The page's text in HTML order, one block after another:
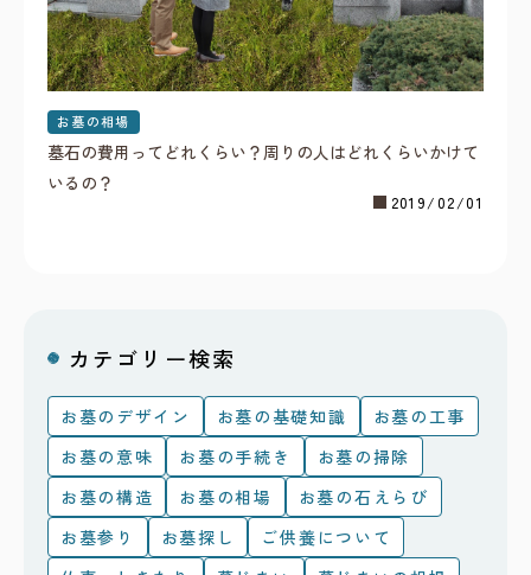
お墓の相場
2019/02/01
墓石の費用ってどれくらい？周りの人はどれくらいかけて
いるの？
カテゴリー検索
お墓のデザイン お墓の基礎知識
お墓の工事
お墓の意味
お墓の手続き
お墓の掃除
お墓の構造
お墓の相場
お墓の石えらび
お墓参り
お墓探し
ご供養について